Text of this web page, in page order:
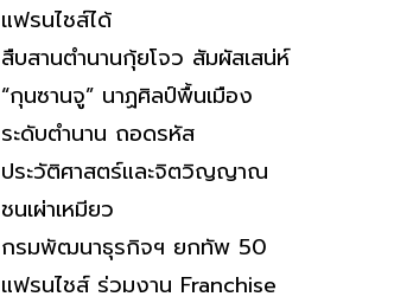
แฟรนไชส์ได้
สืบสานตำนานกุ้ยโจว สัมผัสเสน่ห์
“กุนซานจู” นาฏศิลป์พื้นเมือง
ระดับตำนาน ถอดรหัส
ประวัติศาสตร์และจิตวิญญาณ
ชนเผ่าเหมียว
กรมพัฒนาธุรกิจฯ ยกทัพ 50
แฟรนไชส์ ร่วมงาน Franchise